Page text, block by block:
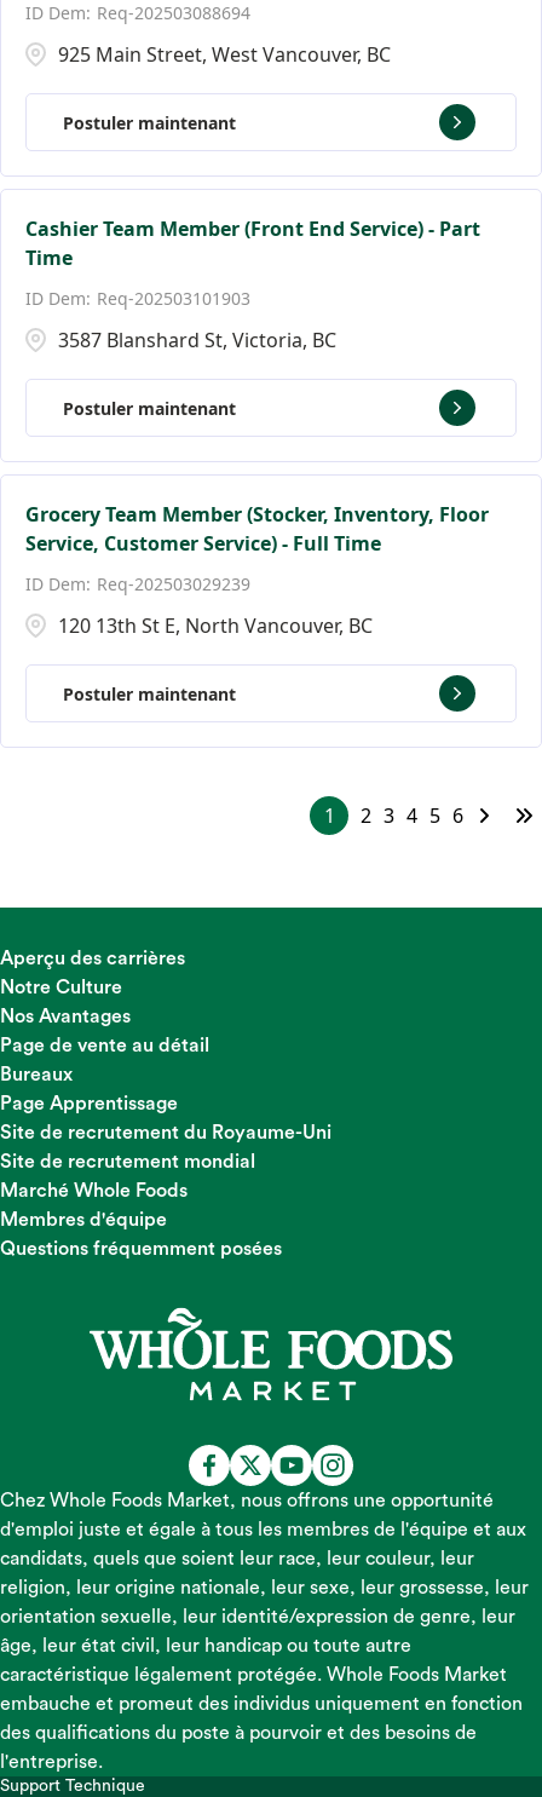
Req-202503088694
925 Main Street, West Vancouver, BC
Postuler maintenant
Cashier Team Member (Front End Service) - Part
Time
Req-202503101903
3587 Blanshard St, Victoria, BC
Postuler maintenant
Grocery Team Member (Stocker, Inventory, Floor
Service, Customer Service) - Full Time
Req-202503029239
120 13th St E, North Vancouver, BC
Postuler maintenant
1 2 3 4 5 6
Aperçu des carrières
Notre Culture
Nos Avantages
Page de vente au détail
Bureaux
Page Apprentissage
Site de recrutement du Royaume-Uni
Site de recrutement mondial
Marché Whole Foods
Membres d'équipe
Questions fréquemment posées
Chez Whole Foods Market, nous offrons une opportunité
d'emploi juste et égale à tous les membres de l'équipe et aux
candidats, quels que soient leur race, leur couleur, leur
religion, leur origine nationale, leur sexe, leur grossesse, leur
orientation sexuelle, leur identité/expression de genre, leur
âge, leur état civil, leur handicap ou toute autre
caractéristique légalement protégée. Whole Foods Market
embauche et promeut des individus uniquement en fonction
des qualifications du poste à pourvoir et des besoins de
l'entreprise.
Support Technique